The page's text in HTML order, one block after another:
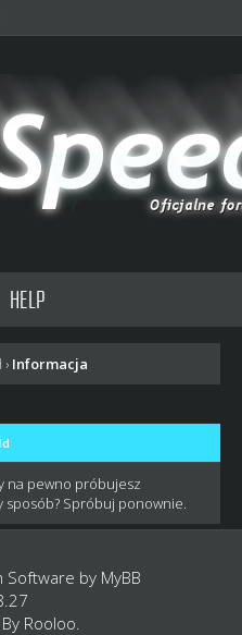
HELP
› Informacja
na pewno próbujesz
Spróbuj ponownie.
Software by MyBB
Rooloo.